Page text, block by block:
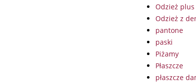
Odzież plus
Odzież z
pantone
paski
Piżamy
Płaszcze
płaszcze